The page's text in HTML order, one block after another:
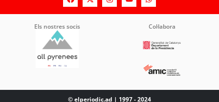
Els nostres socis Col·labora
© elperiodic.ad | 1997 - 2024